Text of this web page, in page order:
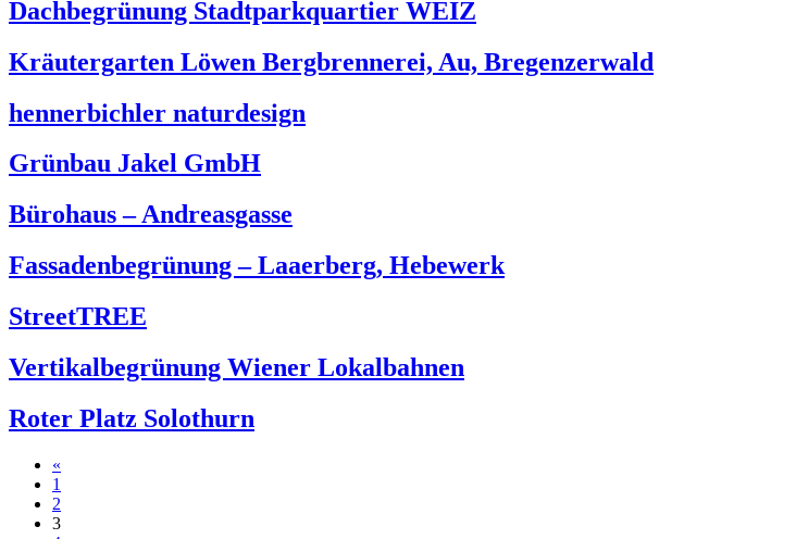
Dachbegrünung Stadtparkquartier WEIZ
Kräutergarten Löwen Bergbrennerei, Au, Bregenzerwald
hennerbichler naturdesign
Grünbau Jakel GmbH
Bürohaus – Andreasgasse
Fassadenbegrünung – Laaerberg, Hebewerk
StreetTREE
Vertikalbegrünung Wiener Lokalbahnen
Roter Platz Solothurn
Beitragsnavigation
«
1
2
3